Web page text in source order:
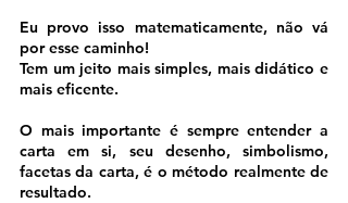
Eu provo isso matematicamente, não vá
por esse caminho!
Tem um jeito mais simples, mais didático e
mais eficente.
O mais importante é sempre entender a
carta em si, seu desenho, simbolismo,
facetas da carta, é o método realmente de
resultado.